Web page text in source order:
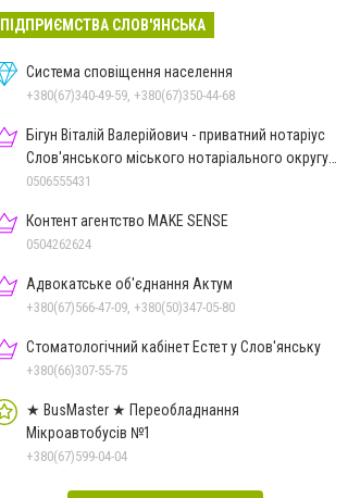
ПІДПРИЄМСТВА СЛОВ'ЯНСЬКА
Система сповіщення населення
+380(67)340-49-59, +380(67)350-44-68
Бігун Віталій Валерійович - приватний нотаріус
Слов'янського міського нотаріального округу
Дон.обл.
0506555431
Контент агентство MAKE SENSE
0504262624
Адвокатське об'єднання Актум
+380(67)566-47-09, +380(50)347-05-80
Стоматологічний кабінет Естет у Слов'янську
+380(66)307-55-75
★ BusMaster ★ Переобладнання
Мікроавтобусів №1
+380(67)599-04-04